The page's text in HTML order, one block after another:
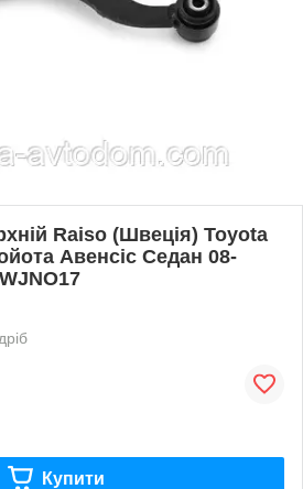
Raiso (Швеція) Toyota
Авенсіс Седан 08-
Купити